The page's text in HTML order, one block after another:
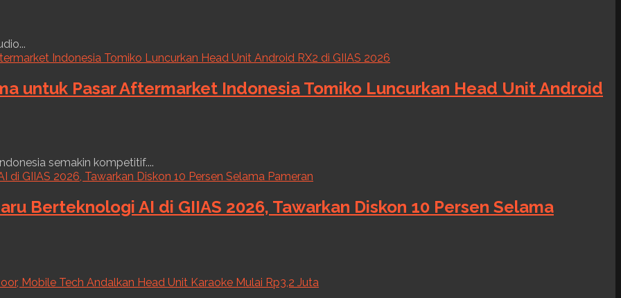
untuk Pasar Aftermarket Indonesia Tomiko Luncurkan Head Unit Android
semakin kompetitif....
Berteknologi AI di GIIAS 2026, Tawarkan Diskon 10 Persen Selama